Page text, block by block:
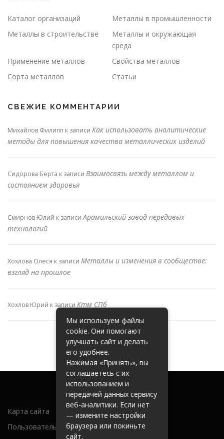
Каталог организаций
Металлы в промышленности
Металлы в строительстве
Металлы и окружающая
среда
Применение металлов
Свойства металлов
Сорта металлов
Статьи
СВЕЖИЕ КОММЕНТАРИИ
Михайлов Филипп к записи Как использовать аналитические
методы для повышения качества металлических изделий
Сидорова Берта к записи Взаимосвязь между металлом и
состоянием здоровья
Смирнов Юлий к записиАрамильский завод передовых
технологий
Хохлова Олеся к записи Металлы и изменения в сообществе:
взгляд на прошлое
Хохлов Юрий к записи Ктм СПб
Карта сайта
Пользовательское соглашение
Мы используем файлы
cookie. Они помогают
улучшать сайт и делать
его удобнее.
Нажимая «Принять», вы
соглашаетесь с их
использованием и
передачей данных сервису
веб-аналитики. Если нет
— измените настройки
браузера или покиньте
сайт.